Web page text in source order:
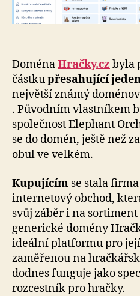
DoménaHračky.cz byla
částkupřesahující
největší známý
. Původním vlastníkem
společnost Elephant
se do domén, ještě než
obul ve velkém.
Kupujícím se stala
internetový obchod,
svůj záběr i na
generické domény
ideální platformu pro
zaměřenou na
dodnes funguje jako
rozcestník pro hračky.